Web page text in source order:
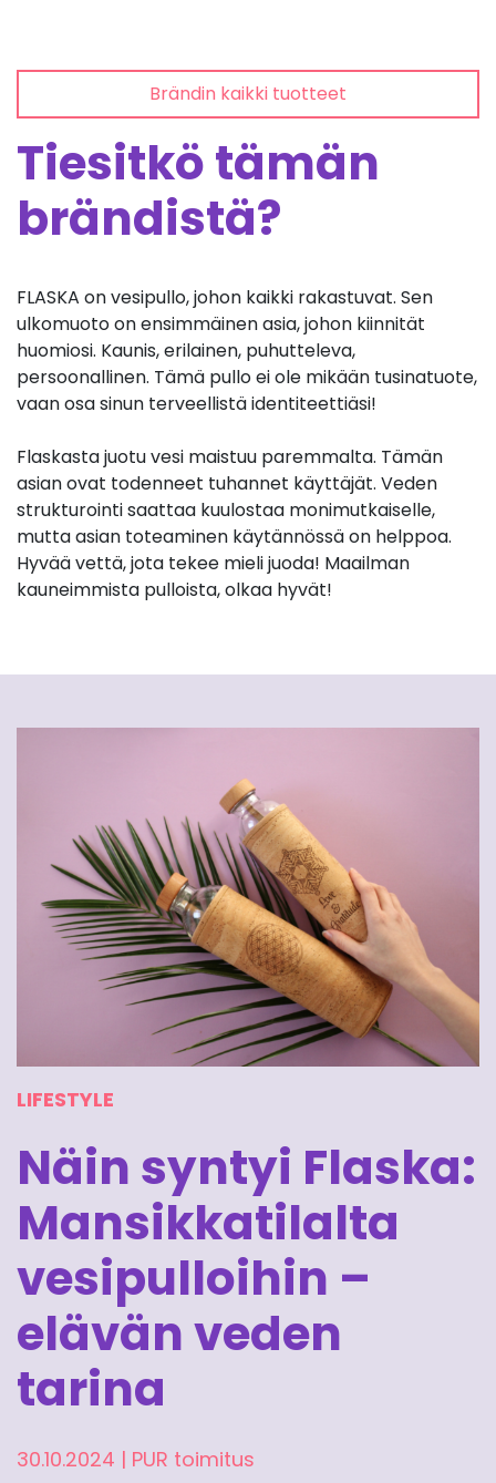
Brändin kaikki tuotteet
Tiesitkö tämän
brändistä?
FLASKA on vesipullo, johon kaikki rakastuvat. Sen
ulkomuoto on ensimmäinen asia, johon kiinnität
huomiosi. Kaunis, erilainen, puhutteleva,
persoonallinen. Tämä pullo ei ole mikään tusinatuote,
vaan osa sinun terveellistä identiteettiäsi!
Flaskasta juotu vesi maistuu paremmalta. Tämän
asian ovat todenneet tuhannet käyttäjät. Veden
strukturointi saattaa kuulostaa monimutkaiselle,
mutta asian toteaminen käytännössä on helppoa.
Hyvää vettä, jota tekee mieli juoda! Maailman
kauneimmista pulloista, olkaa hyvät!
LIFESTYLE
Näin syntyi Flaska:
Mansikkatilalta
vesipulloihin –
elävän veden
tarina
30.10.2024 | PUR toimitus